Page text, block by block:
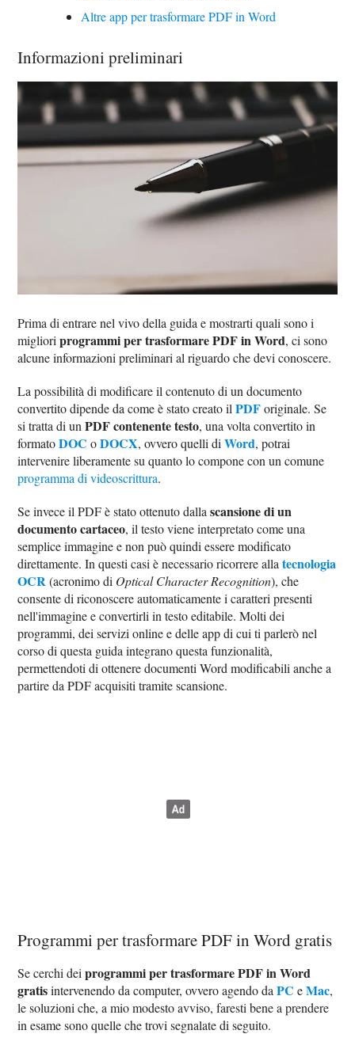
Altre app per trasformare PDF in Word
Informazioni preliminari
Prima di entrare nel vivo della guida e mostrarti quali sono i
miglioriprogrammi per trasformare PDF in Word, ci sono
alcune informazioni preliminari al riguardo che devi conoscere.
La possibilità di modificare il contenuto di un documento
convertito dipende da come è stato creato ilPDForiginale. Se
si tratta di unPDF contenente testo, una volta convertito in
formatoDOC oDOCX, ovvero quelli diWord, potrai
intervenire liberamente su quanto lo compone con un comune
programma di videoscrittura.
Se invece il PDF è stato ottenuto dallascansione di un
documento cartaceo, il testo viene interpretato come una
semplice immagine e non può quindi essere modificato
direttamente. In questi casi è necessario ricorrere allatecnologia
OCR(acronimo di Optical Character Recognition), che
consente di riconoscere automaticamente i caratteri presenti
nell'immagine e convertirli in testo editabile. Molti dei
programmi, dei servizi online e delle app di cui ti parlerò nel
corso di questa guida integrano questa funzionalità,
permettendoti di ottenere documenti Word modificabili anche a
partire da PDF acquisiti tramite scansione.
Programmi per trasformare PDF in Word gratis
Se cerchi deiprogrammi per trasformare PDF in Word
gratisintervenendo da computer, ovvero agendo daPC eMac,
le soluzioni che, a mio modesto avviso, faresti bene a prendere
in esame sono quelle che trovi segnalate di seguito.